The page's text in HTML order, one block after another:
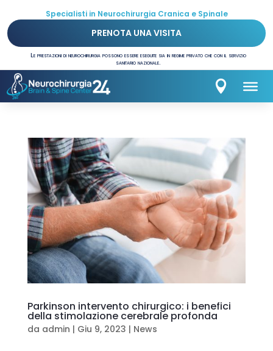
Specialisti in Neurochirurgia Cranica e Spinale
PRENOTA UNA VISITA
Le prestazioni di neurochirurgia possono essere eseguite sia in regime privato che con il servizio
sanitario nazionale.

Parkinson intervento chirurgico: i benefici
della stimolazione cerebrale profonda
da admin | Giu 9, 2023 | News